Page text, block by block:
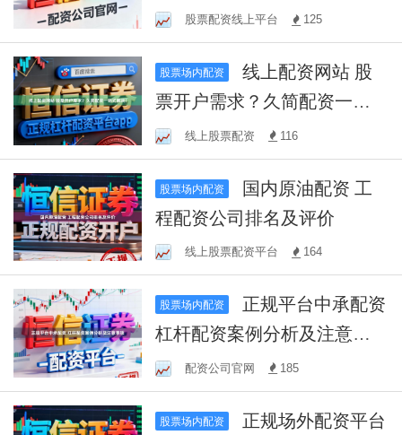
解相关政策措施
股票配资线上平台 125
股票场内配资
线上配资网站 股
票开户需求？久简配资一站
式解决！
线上股票配资 116
股票场内配资
程配资公司排名及评价
线上股票配资平台 164
股票场内配资
杠杆配资案例分析及注意事
项
配资公司官网 185
股票场内配资